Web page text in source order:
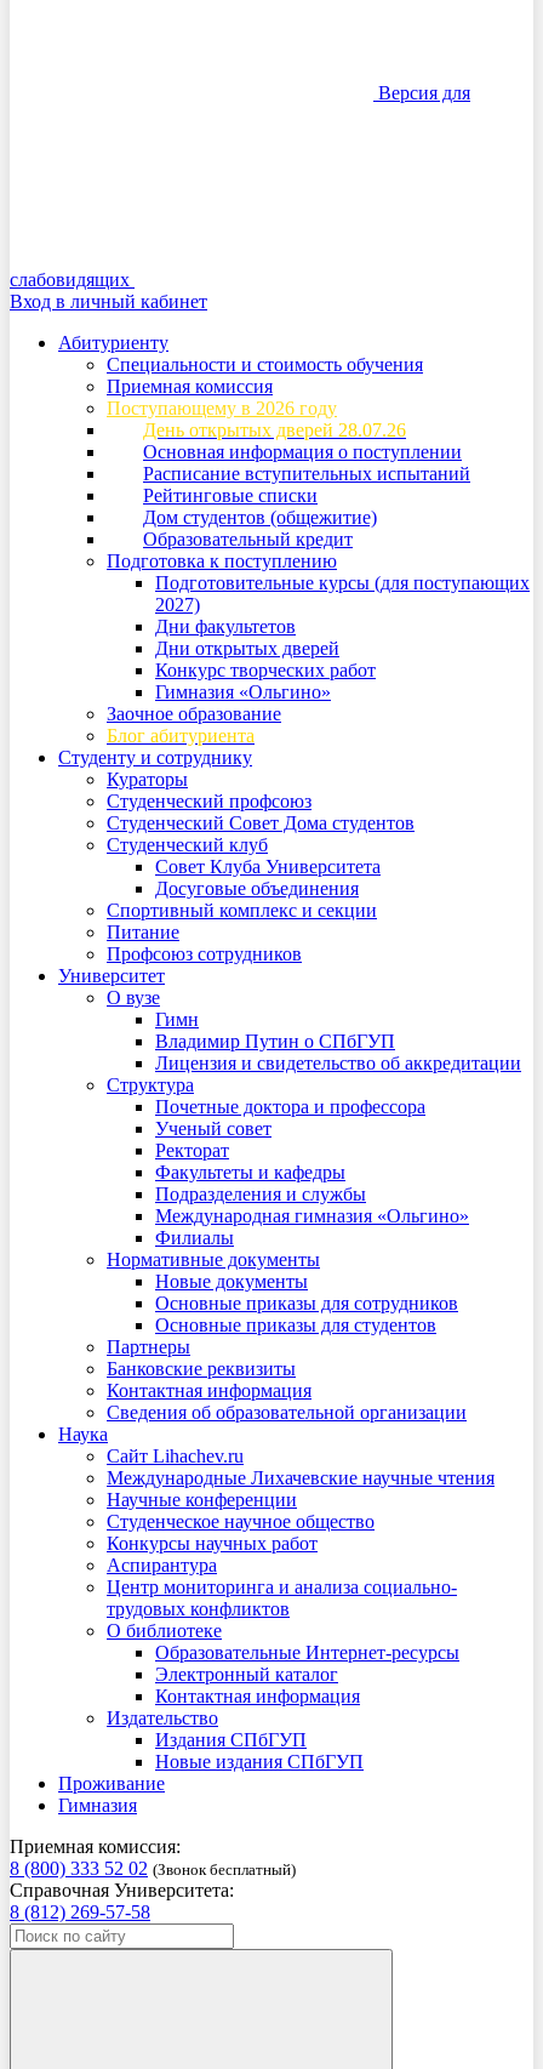
Версия для
слабовидящих
Вход в личный кабинет
Абитуриенту
Специальности и стоимость обучения
Приемная комиссия
Поступающему в 2026 году
День открытых дверей 28.07.26
Основная информация о поступлении
Расписание вступительных испытаний
Рейтинговые списки
Дом студентов (общежитие)
Образовательный кредит
Подготовка к поступлению
Подготовительные курсы (для поступающих
2027)
Дни факультетов
Дни открытых дверей
Конкурс творческих работ
Гимназия «Ольгино»
Заочное образование
Блог абитуриента
Студенту и сотруднику
Кураторы
Студенческий профсоюз
Студенческий Совет Дома студентов
Студенческий клуб
Совет Клуба Университета
Досуговые объединения
Спортивный комплекс и секции
Питание
Профсоюз сотрудников
Университет
О вузе
Гимн
Владимир Путин о СПбГУП
Лицензия и свидетельство об аккредитации
Структура
Почетные доктора и профессора
Ученый совет
Ректорат
Факультеты и кафедры
Подразделения и службы
Международная гимназия «Ольгино»
Филиалы
Нормативные документы
Новые документы
Основные приказы для сотрудников
Основные приказы для студентов
Партнеры
Банковские реквизиты
Контактная информация
Сведения об образовательной организации
Наука
Сайт Lihachev.ru
Международные Лихачевские научные чтения
Научные конференции
Студенческое научное общество
Конкурсы научных работ
Аспирантура
Центр мониторинга и анализа социально-
трудовых конфликтов
О библиотеке
Образовательные Интернет-ресурсы
Электронный каталог
Контактная информация
Издательство
Издания СПбГУП
Новые издания СПбГУП
Проживание
Гимназия
Приемная комиссия:
8 (800) 333 52 02 (Звонок бесплатный)
Справочная Университета:
8 (812) 269-57-58